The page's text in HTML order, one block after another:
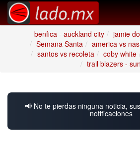
benfica - auckland city
jamie
Semana Santa
america vs
santos vs recoleta
coby white
trail blazers -
📢 No te pierdas ninguna noticia,
notificaciones